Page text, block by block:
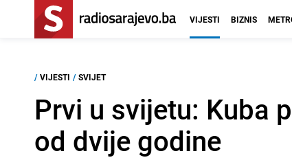
VIJESTI BIZNIS
/ VIJESTI / SVIJET
Prvi u svijetu: Kuba
od dvije godine